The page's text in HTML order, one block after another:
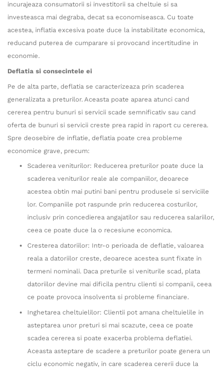
incurajeaza consumatorii si investitorii sa cheltuie si sa
investeasca mai degraba, decat sa economiseasca. Cu toate
acestea, inflatia excesiva poate duce la instabilitate economica,
reducand puterea de cumparare si provocand incertitudine in
economie.
Deflatia si consecintele ei
Pe de alta parte, deflatia se caracterizeaza prin scaderea
generalizata a preturilor. Aceasta poate aparea atunci cand
cererea pentru bunuri si servicii scade semnificativ sau cand
oferta de bunuri si servicii creste prea rapid in raport cu cererea.
Spre deosebire de inflatie, deflatia poate crea probleme
economice grave, precum:
Scaderea veniturilor: Reducerea preturilor poate duce la
scaderea veniturilor reale ale companiilor, deoarece
acestea obtin mai putini bani pentru produsele si serviciile
lor. Companiile pot raspunde prin reducerea costurilor,
inclusiv prin concedierea angajatilor sau reducerea salariilor,
ceea ce poate duce la o recesiune economica.
Cresterea datoriilor: Intr-o perioada de deflatie, valoarea
reala a datoriilor creste, deoarece acestea sunt fixate in
termeni nominali. Daca preturile si veniturile scad, plata
datoriilor devine mai dificila pentru clienti si companii, ceea
ce poate provoca insolventa si probleme financiare.
Inghetarea cheltuielilor: Clientii pot amana cheltuielile in
asteptarea unor preturi si mai scazute, ceea ce poate
scadea cererea si poate exacerba problema deflatiei.
Aceasta asteptare de scadere a preturilor poate genera un
ciclu economic negativ, in care scaderea cererii duce la